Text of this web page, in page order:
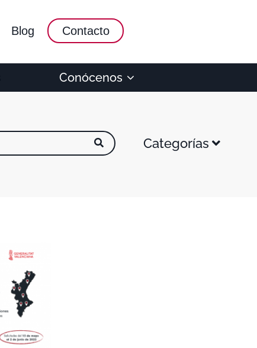
Blog Contacto
Conócenos
Categorías